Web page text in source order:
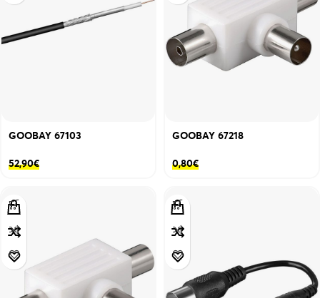
GOOBAY 67103
52,90€
GOOBAY 67218
0,80€